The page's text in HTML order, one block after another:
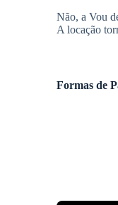
Não, a Vou
A locação
Formas de